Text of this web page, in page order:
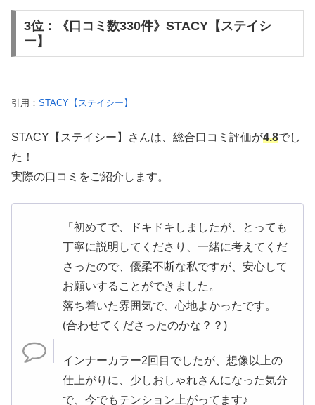
3位：《口コミ数330件》STACY【ステイシ
ー】
引用： STACY【ステイシー】
STACY【ステイシー】さんは、総合口コミ評価が4.8でし
た！
実際の口コミをご紹介します。
「初めてで、ドキドキしましたが、とっても
丁寧に説明してくださり、一緒に考えてくだ
さったので、優柔不断な私ですが、安心して
お願いすることができました。
落ち着いた雰囲気で、心地よかったです。
(合わせてくださったのかな？？)
インナーカラー2回目でしたが、想像以上の
仕上がりに、少しおしゃれさんになった気分
で、今でもテンション上がってます♪